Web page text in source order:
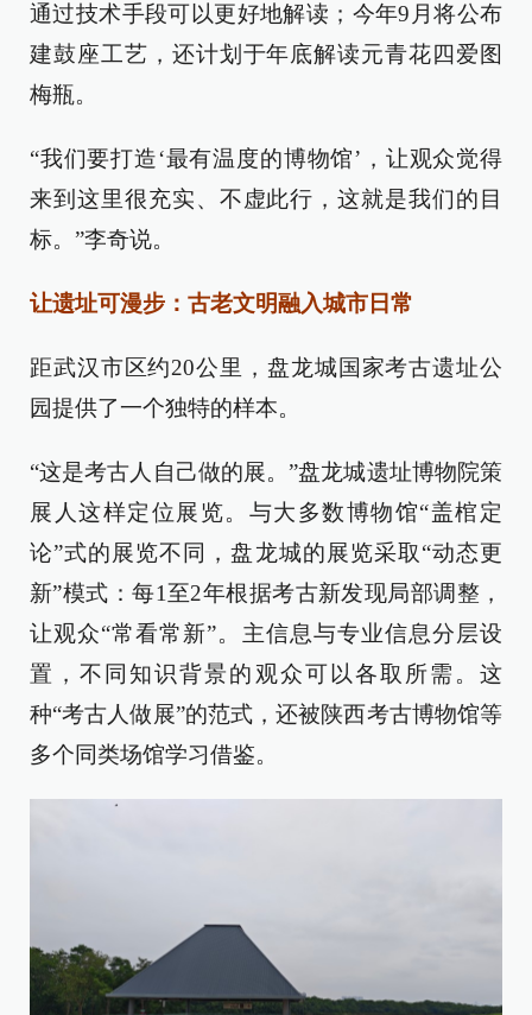
通过技术手段可以更好地解读；今年9月将公布
建鼓座工艺，还计划于年底解读元青花四爱图
梅瓶。
“我们要打造‘最有温度的博物馆’，让观众觉得
来到这里很充实、不虚此行，这就是我们的目
标。”李奇说。
让遗址可漫步：古老文明融入城市日常
距武汉市区约20公里，盘龙城国家考古遗址公
园提供了一个独特的样本。
“这是考古人自己做的展。”盘龙城遗址博物院策
展人这样定位展览。与大多数博物馆“盖棺定
论”式的展览不同，盘龙城的展览采取“动态更
新”模式：每1至2年根据考古新发现局部调整，
让观众“常看常新”。主信息与专业信息分层设
置，不同知识背景的观众可以各取所需。这
种“考古人做展”的范式，还被陕西考古博物馆等
多个同类场馆学习借鉴。